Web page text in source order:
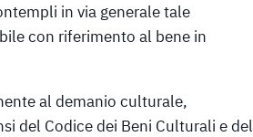
in via generale tale
con riferimento al bene in
al demanio culturale,
del Codice dei Beni Culturali e del